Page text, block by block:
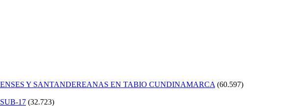
Y SANTANDEREANAS EN TABIO CUNDINAMARCA (60.597)
17 (32.723)